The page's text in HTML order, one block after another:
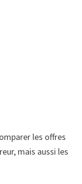
les offres
mais aussi les